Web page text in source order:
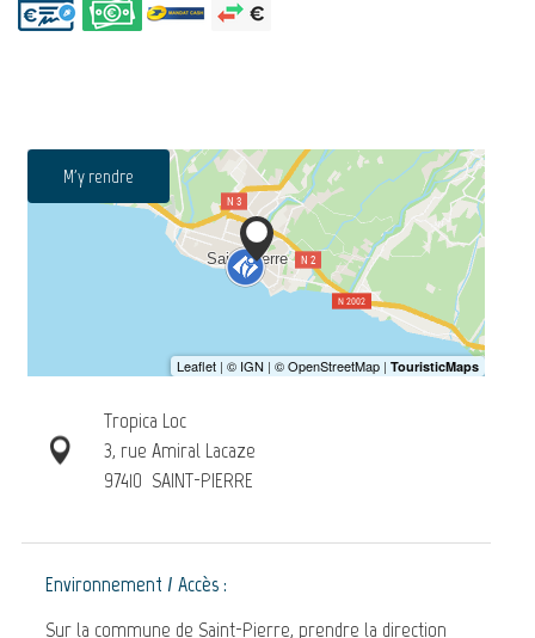
M'y rendre
Tropica Loc
3, rue Amiral Lacaze
97410 SAINT-PIERRE
Environnement / Accès :
Sur la commune de Saint-Pierre, prendre la direction